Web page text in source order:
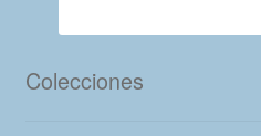
Colecciones